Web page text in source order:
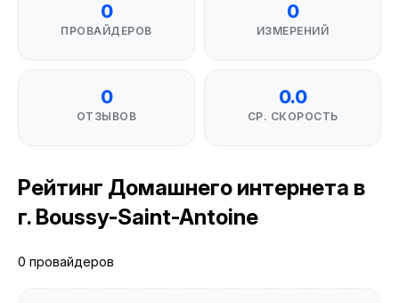
0
ПРОВАЙДЕРОВ
0
ИЗМЕРЕНИЙ
0
ОТЗЫВОВ
0.0
СР. СКОРОСТЬ
Рейтинг Домашнего интернета в
г. Boussy-Saint-Antoine
0 провайдеров